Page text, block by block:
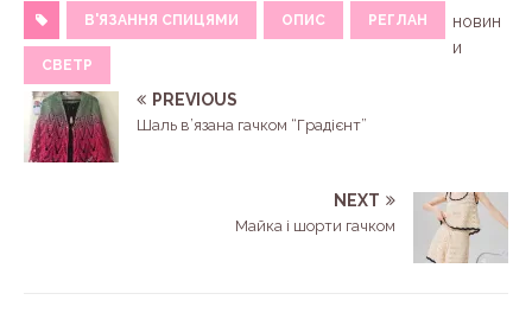
В'ЯЗАННЯ СПИЦЯМИ ОПИС РЕГЛАН
СВЕТР
новин
и
PREVIOUS
Шаль в’язана гачком “Градієнт”
NEXT
Майка і шорти гачком